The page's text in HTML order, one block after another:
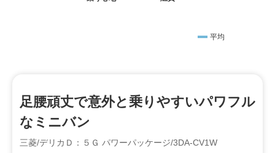
平均
足腰頑丈で意外と乗りやすいパワフル
なミニバン
三菱/デリカＤ：５Ｇ パワーパッケージ/3DA-CV1W